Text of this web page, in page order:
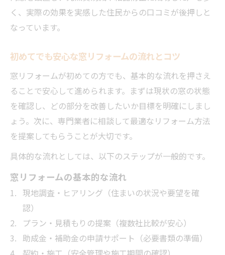
補助金申請のコツと注意点を徹底解説
窓リフォーム補助金申請で準備すべき書類
失敗しないための窓リフォーム申請手順ガ
イド
窓リフォーム補助金審査で注意すべきポイ
ント
助成金申請でよくある疑問と解決法を紹介
高砂市窓リフォーム申請時の最新情報まと
め
く、実際の効果を実感した住民からの口コミが後押しと
なっています。
初めてでも安心な窓リフォームの流れとコツ
窓リフォームが初めての方でも、基本的な流れを押さえ
ることで安心して進められます。まずは現状の窓の状態
を確認し、どの部分を改善したいか目標を明確にしまし
ょう。次に、専門業者に相談して最適なリフォーム方法
を提案してもらうことが大切です。
具体的な流れとしては、以下のステップが一般的です。
窓リフォームの基本的な流れ
現地調査・ヒアリング（住まいの状況や要望を確
認）
プラン・見積もりの提案（複数社比較が安心）
助成金・補助金の申請サポート（必要書類の準備）